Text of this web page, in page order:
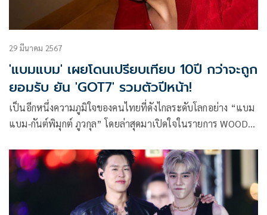
29 มีนาคม 2567
'แบมแบม' เผยโดนเปรียบเทียบ 10ปี กว่าจะถูก
ยอมรับ ยัน 'GOT7' รวมตัวปีหน้า!
เป็นอีกหนึ่งความภูมิใจของคนไทยที่ดังไกลระดับโลกอย่าง “แบม
แบม-กันต์พิมุกต์ ภูวกุล” โดยล่าสุดมาเปิดใจในรายการ WOODY
และโดนดราม่าว่าไม่เหมาะสมที่จะอยู่ในวง GOT7 ต้องใช้เวลาถึง
10 ปีกว่าจะเป็นที่รู้จักและได้รับการยอมรับที่เกาหลี